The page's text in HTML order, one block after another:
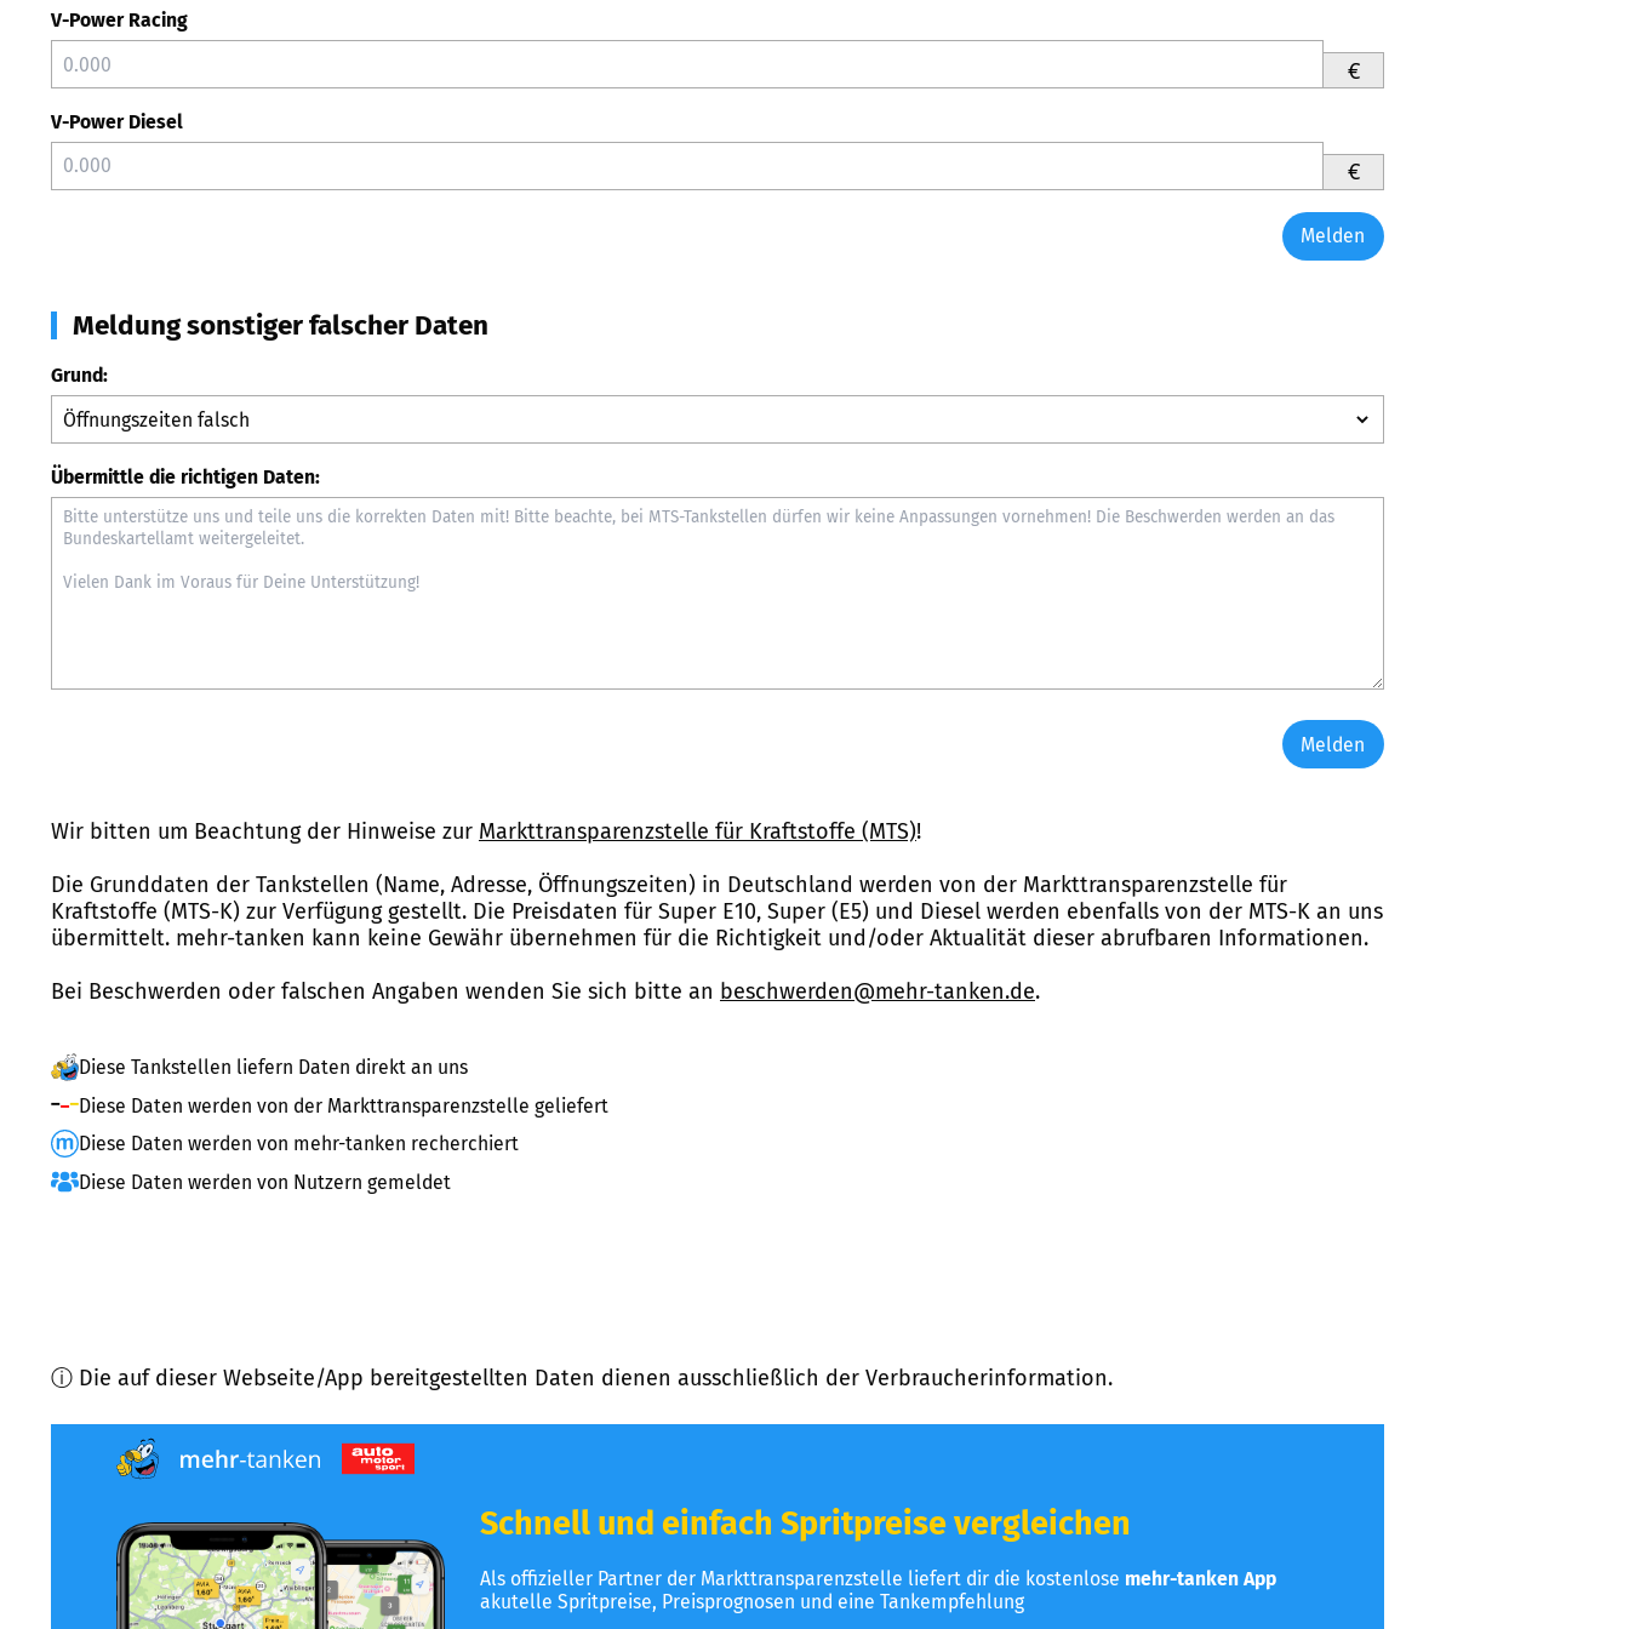
V-Power Racing
€
V-Power Diesel
€
Melden
Meldung sonstiger falscher Daten
Grund:
Übermittle die richtigen Daten:
Melden
Wir bitten um Beachtung der Hinweise zur Markttransparenzstelle für Kraftstoffe (MTS)!
Die Grunddaten der Tankstellen (Name, Adresse, Öffnungszeiten) in Deutschland werden von der Markttransparenzstelle für
Kraftstoffe (MTS-K) zur Verfügung gestellt. Die Preisdaten für Super E10, Super (E5) und Diesel werden ebenfalls von der MTS-K an uns
übermittelt. mehr-tanken kann keine Gewähr übernehmen für die Richtigkeit und/oder Aktualität dieser abrufbaren Informationen.
Bei Beschwerden oder falschen Angaben wenden Sie sich bitte an beschwerden@mehr-tanken.de.
Diese Tankstellen liefern Daten direkt an uns
Diese Daten werden von der Markttransparenzstelle geliefert
Diese Daten werden von mehr-tanken recherchiert
Diese Daten werden von Nutzern gemeldet
ⓘ Die auf dieser Webseite/App bereitgestellten Daten dienen ausschließlich der Verbraucherinformation.
Schnell und einfach Spritpreise vergleichen
Als offizieller Partner der Markttransparenzstelle liefert dir die kostenlose mehr-tanken App
akutelle Spritpreise, Preisprognosen und eine Tankempfehlung